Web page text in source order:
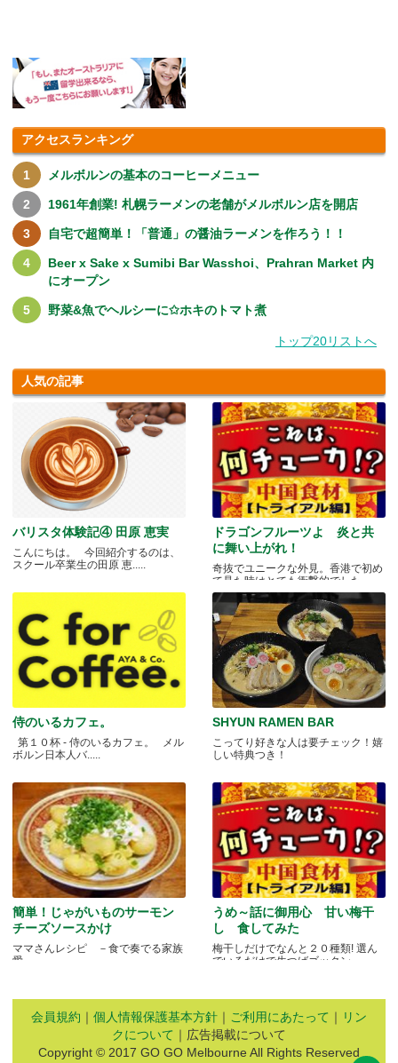
アクセスランキング
メルボルンの基本のコーヒーメニュー
1961年創業! 札幌ラーメンの老舗がメルボルン店を開店
自宅で超簡単！「普通」の醤油ラーメンを作ろう！！
Beer x Sake x Sumibi Bar Wasshoi、Prahran Market 内
にオープン
野菜&魚でヘルシーに✩ホキのトマト煮
トップ20リストへ
人気の記事
バリスタ体験記④ 田原 恵実
こんにちは。 今回紹介するのは、
スクール卒業生の田原 恵.....
ドラゴンフルーツよ 炎と共
に舞い上がれ！
奇抜でユニークな外見。香港で初め
て見た時はとても衝撃的でした.....
侍のいるカフェ。
第１０杯 - 侍のいるカフェ。 メル
ボルン日本人バ.....
SHYUN RAMEN BAR
こってり好きな人は要チェック！嬉
しい特典つき！
簡単！じゃがいものサーモン
チーズソースかけ
ママさんレシピ －食で奏でる家族
愛－
うめ～話に御用心 甘い梅干
し 食してみた
梅干しだけでなんと２０種類! 選ん
でいるだけで生つばゴックン。 .....
会員規約 ｜ 個人情報保護基本方針 ｜ ご利用にあたって ｜ リン
クについて ｜広告掲載について
Copyright © 2017 GO GO Melbourne All Rights Reserved